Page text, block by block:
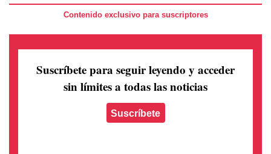
Contenido exclusivo para suscriptores
Suscríbete para seguir leyendo y acceder
sin límites a todas las noticias
Suscríbete